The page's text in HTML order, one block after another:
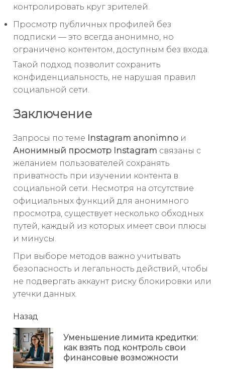
контролировать круг зрителей.
Просмотр публичных профилей без
подписки — это всегда анонимно, но
ограничено контентом, доступным без входа.
Такой подход позволит сохранить
конфиденциальность, не нарушая правил
социальной сети.
Заключение
Запросы по теме Instagram anonimno и
Анонимный просмотр Instagram связаны с
желанием пользователей сохранять
приватность при изучении контента в
социальной сети. Несмотря на отсутствие
официальных функций для анонимного
просмотра, существует несколько обходных
путей, каждый из которых имеет свои плюсы
и минусы.
При выборе методов важно учитывать
безопасность и легальность действий, чтобы
не подвергать аккаунт риску блокировки или
утечки данных.
читать
еще
Назад
Уменьшение лимита кредитки:
как взять под контроль свои
финансовые возможности